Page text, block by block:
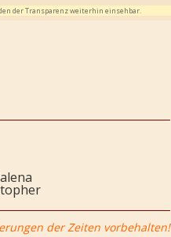
der Transparenz weiterhin einsehbar.
der Zeiten vorbehalten!